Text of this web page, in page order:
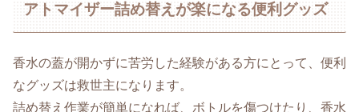
アトマイザー詰め替えが楽になる便利グッズ
香水の蓋が開かずに苦労した経験がある方にとって、便利
なグッズは救世主になります。
詰め替え作業が簡単になれば、ボトルを傷つけたり、香水